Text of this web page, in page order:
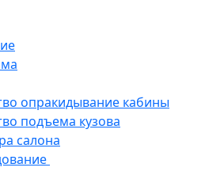
опракидывание кабины
подъема кузова
салона